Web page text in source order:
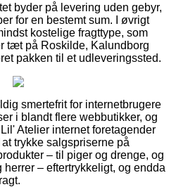
byder på levering uden gebyr,
for en bestemt sum. I øvrigt
kostelige fragttype, som
tæt på Roskilde, Kalundborg
pakken til et udleveringssted.
smertefrit for internetbrugere
i blandt flere webbutikker, og
Atelier internet foretagender
trykke salgspriserne på
– til piger og drenge, og
herrer – eftertrykkeligt, og endda